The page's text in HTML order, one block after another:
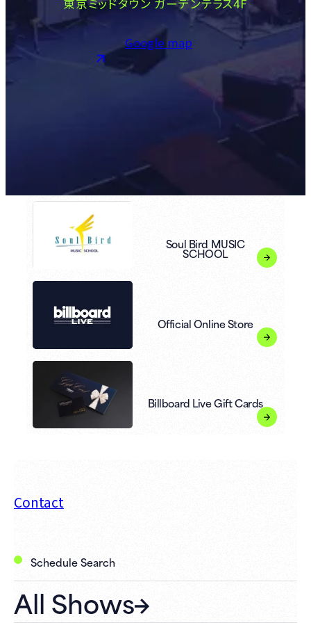
東京ミッドタウン ガーデンテラス4F
Google map
Soul Bird MUSIC
SCHOOL
Official Online Store
Billboard Live Gift Cards
Contact
Schedule Search
All Shows